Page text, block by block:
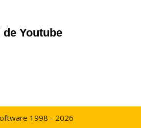
Youtube
1998 - 2026